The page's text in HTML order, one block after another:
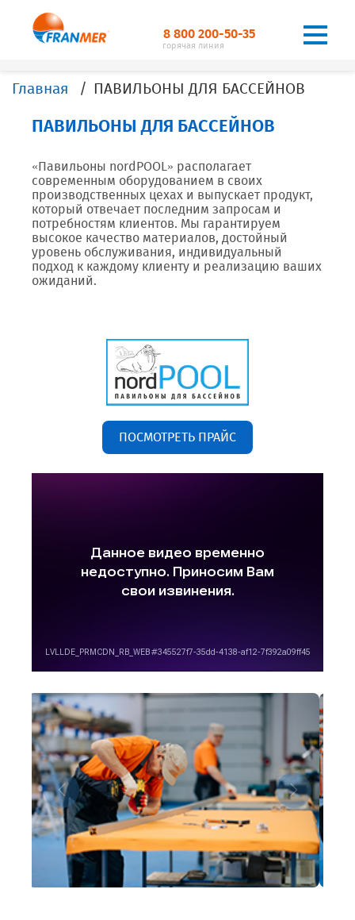
8 800 200-50-35
горячая линия
Главная ПАВИЛЬОНЫ ДЛЯ БАССЕЙНОВ
ПАВИЛЬОНЫ ДЛЯ БАССЕЙНОВ
«Павильоны nordPOOL» располагает
современным оборудованием в своих
производственных цехах и выпускает продукт,
который отвечает последним запросам и
потребностям клиентов. Мы гарантируем
высокое качество материалов, достойный
уровень обслуживания, индивидуальный
подход к каждому клиенту и реализацию ваших
ожиданий.
ПОСМОТРЕТЬ ПРАЙС